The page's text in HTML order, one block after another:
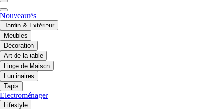
Nouveautés
Jardin & Extérieur
Meubles
Décoration
Art de la table
Linge de Maison
Luminaires
Tapis
Electroménager
Lifestyle